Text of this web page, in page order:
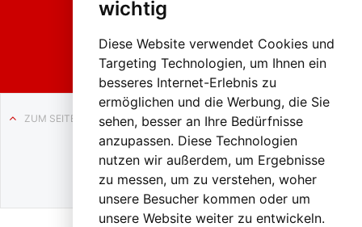
wichtig
Diese Website verwendet Cookies und
Targeting Technologien, um Ihnen ein
besseres Internet-Erlebnis zu
ermöglichen und die Werbung, die Sie
sehen, besser an Ihre Bedürfnisse
anzupassen. Diese Technologien
nutzen wir außerdem, um Ergebnisse
zu messen, um zu verstehen, woher
unsere Besucher kommen oder um
unsere Website weiter zu entwickeln.
Liezen
ZUM SEITENANFANG
Auf BLO24.at werben?
+43 (0)664 2226600